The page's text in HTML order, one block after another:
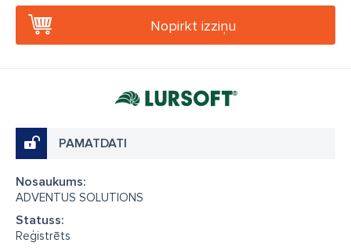
Nopirkt izziņu
PAMATDATI
Nosaukums:
ADVENTUS SOLUTIONS
Statuss:
Reģistrēts